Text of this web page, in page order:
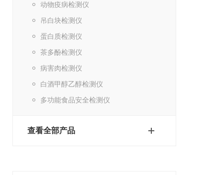
动物疫病检测仪
吊白块检测仪
蛋白质检测仪
茶多酚检测仪
病害肉检测仪
白酒甲醇乙醇检测仪
多功能食品安全检测仪
查看全部产品